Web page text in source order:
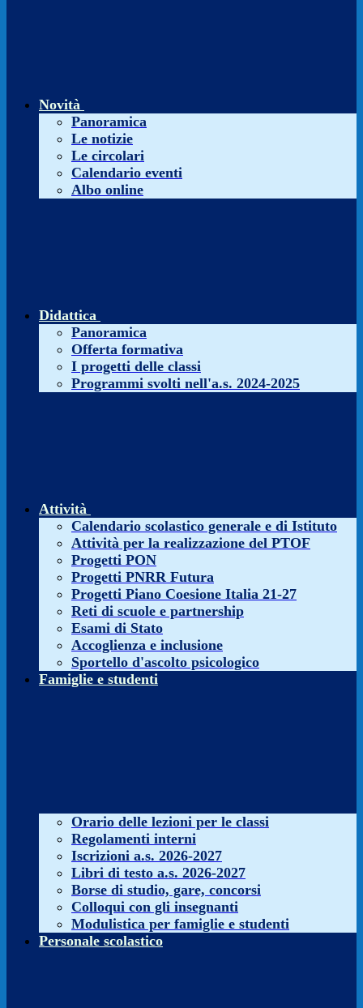
Novità
Panoramica
Le notizie
Le circolari
Calendario eventi
Albo online
Didattica
Panoramica
Offerta formativa
I progetti delle classi
Programmi svolti nell'a.s. 2024-2025
Attività
Calendario scolastico generale e di Istituto
Attività per la realizzazione del PTOF
Progetti PON
Progetti PNRR Futura
Progetti Piano Coesione Italia 21-27
Reti di scuole e partnership
Esami di Stato
Accoglienza e inclusione
Sportello d'ascolto psicologico
Famiglie e studenti
Orario delle lezioni per le classi
Regolamenti interni
Iscrizioni a.s. 2026-2027
Libri di testo a.s. 2026-2027
Borse di studio, gare, concorsi
Colloqui con gli insegnanti
Modulistica per famiglie e studenti
Personale scolastico